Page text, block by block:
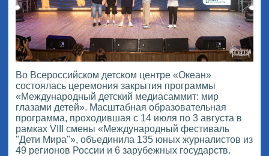
Во Всероссийском детском центре «Океан»
состоялась церемония закрытия программы
«Международный детский медиасаммит: мир
глазами детей». Масштабная образовательная
программа, проходившая с 14 июля по 3 августа в
рамках VIII смены «Международный фестиваль
"Дети Мира"», объединила 135 юных журналистов из
49 регионов России и 6 зарубежных государств.